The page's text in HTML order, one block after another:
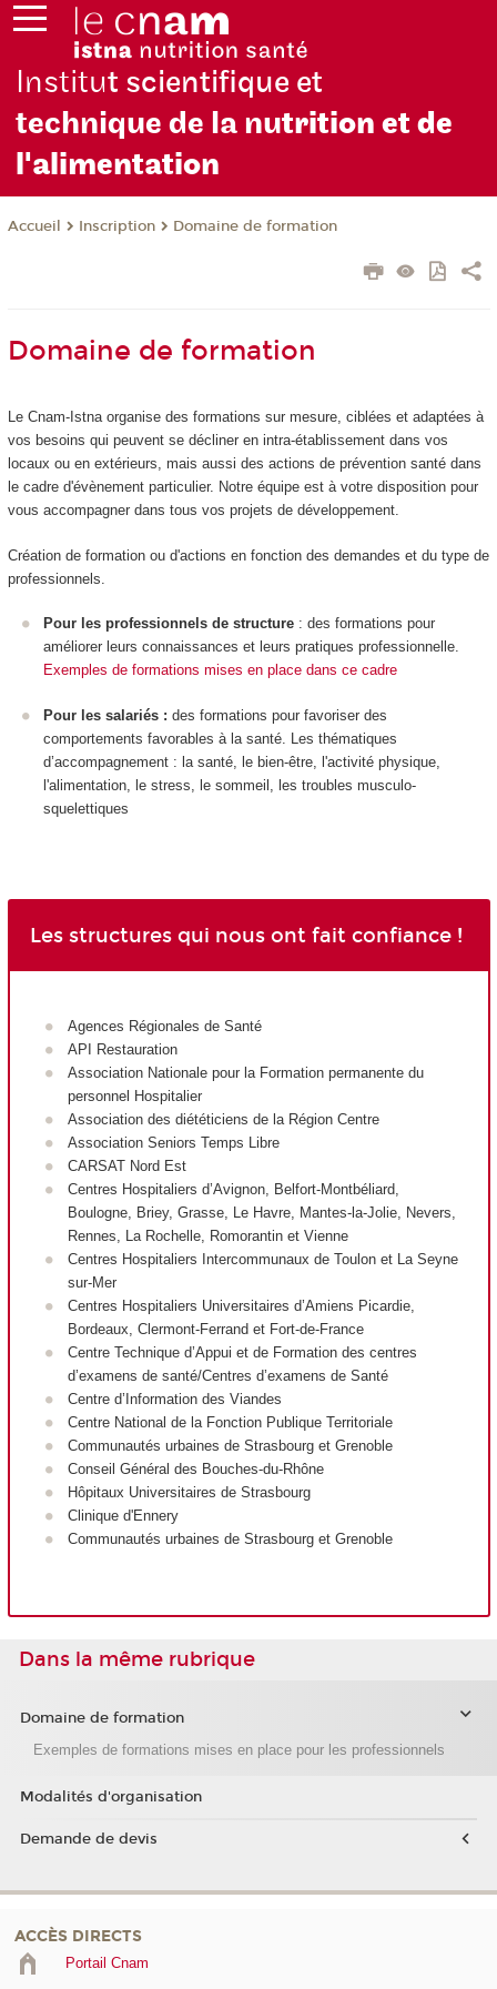
Institut scientifique et
technique de la nutrition et de
l'alimentation
Accueil Inscription Domaine de formation
Domaine de formation
Le Cnam-Istna organise des formations sur mesure, ciblées et adaptées à
vos besoins qui peuvent se décliner en intra-établissement dans vos
locaux ou en extérieurs, mais aussi des actions de prévention santé dans
le cadre d'évènement particulier. Notre équipe est à votre disposition pour
vous accompagner dans tous vos projets de développement.
Création de formation ou d'actions en fonction des demandes et du type de
professionnels.
Pour les professionnels de structure : des formations pour
améliorer leurs connaissances et leurs pratiques professionnelle.
Exemples de formations mises en place dans ce cadre
Pour les salariés : des formations pour favoriser des
comportements favorables à la santé. Les thématiques
d’accompagnement : la santé, le bien-être, l'activité physique,
l'alimentation, le stress, le sommeil, les troubles musculo-
squelettiques
Les structures qui nous ont fait confiance !
Agences Régionales de Santé
API Restauration
Association Nationale pour la Formation permanente du
personnel Hospitalier
Association des diététiciens de la Région Centre
Association Seniors Temps Libre
CARSAT Nord Est
Centres Hospitaliers d’Avignon, Belfort-Montbéliard,
Boulogne, Briey, Grasse, Le Havre, Mantes-la-Jolie, Nevers,
Rennes, La Rochelle, Romorantin et Vienne
Centres Hospitaliers Intercommunaux de Toulon et La Seyne
sur-Mer
Centres Hospitaliers Universitaires d’Amiens Picardie,
Bordeaux, Clermont-Ferrand et Fort-de-France
Centre Technique d’Appui et de Formation des centres
d’examens de santé/Centres d’examens de Santé
Centre d’Information des Viandes
Centre National de la Fonction Publique Territoriale
Communautés urbaines de Strasbourg et Grenoble
Conseil Général des Bouches-du-Rhône
Hôpitaux Universitaires de Strasbourg
Clinique d'Ennery
Communautés urbaines de Strasbourg et Grenoble
Dans la même rubrique
Domaine de formation
Exemples de formations mises en place pour les professionnels
Modalités d'organisation
Demande de devis
ACCÈS DIRECTS
Portail Cnam